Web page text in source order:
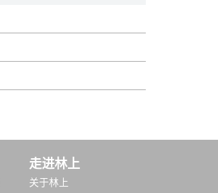
走进林上
关于林上